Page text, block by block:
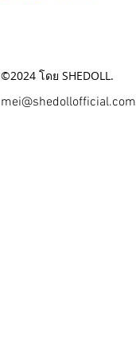
©2024 โดย SHEDOLL.
mei@shedollofficial.com